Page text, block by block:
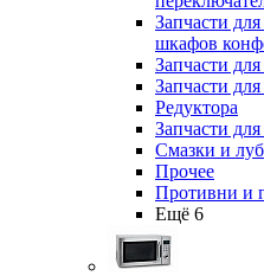
Запчасти
шкафов
Запчасти
Запчасти
Редуктора
Запчасти
Смазки и
Прочее
Противни и
Ещё 6